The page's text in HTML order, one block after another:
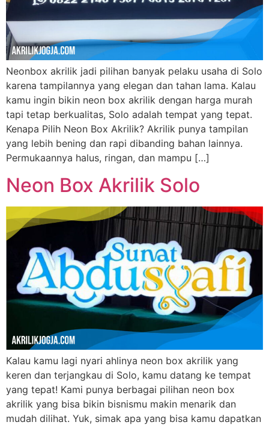
Neonbox akrilik jadi pilihan banyak pelaku usaha di Solo
karena tampilannya yang elegan dan tahan lama. Kalau
kamu ingin bikin neon box akrilik dengan harga murah
tapi tetap berkualitas, Solo adalah tempat yang tepat.
Kenapa Pilih Neon Box Akrilik? Akrilik punya tampilan
yang lebih bening dan rapi dibanding bahan lainnya.
Permukaannya halus, ringan, dan mampu […]
Neon Box Akrilik Solo
Kalau kamu lagi nyari ahlinya neon box akrilik yang
keren dan terjangkau di Solo, kamu datang ke tempat
yang tepat! Kami punya berbagai pilihan neon box
akrilik yang bisa bikin bisnismu makin menarik dan
mudah dilihat. Yuk, simak apa yang bisa kamu dapatkan